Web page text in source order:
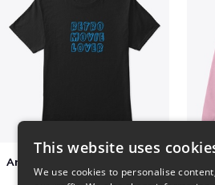
$25
This website uses
We use cookies to personalise